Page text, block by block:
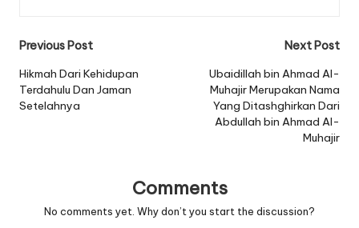
Post
navigation
Previous Post
Hikmah Dari Kehidupan
Terdahulu Dan Jaman
Setelahnya
Next Post
Ubaidillah bin Ahmad Al-
Muhajir Merupakan Nama
Yang Ditashghirkan Dari
Abdullah bin Ahmad Al-
Muhajir
Comments
No comments yet. Why don’t you start the discussion?